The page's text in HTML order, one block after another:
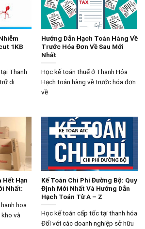
1KB
Thanh
di
Hướng Dẫn Hạch Toán Hàng Về
Trước Hóa Đơn Về Sau Mới
Nhất
Học kế toán thuế ở Thanh Hóa
Hạch toán hàng về trước hóa đơn
về
Hết Hạn
Nhất:
hoa
kho và
Kế Toán Chi Phí Đường Bộ: Quy
Định Mới Nhất Và Hướng Dẫn
Hạch Toán Từ A – Z
Học kế toán cấp tốc tại thanh hóa
Đối với các doanh nghiệp sở hữu